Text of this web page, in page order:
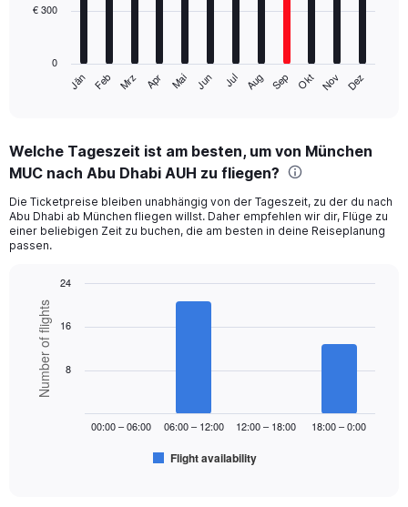
The
Range:
12
The
chart
has
displaying
values.
Range:
900.
Jän Feb Mrz Apr Mai Jun Jul Aug Sep Okt Nov Dez
0
€ 300
Welche Tageszeit ist am besten, um von München
MUC nach Abu Dhabi AUH zu fliegen?
Die Ticketpreise bleiben unabhängig von der Tageszeit, zu der du nach
Abu Dhabi ab München fliegen willst. Daher empfehlen wir dir, Flüge zu
einer beliebigen Zeit zu buchen, die am besten in deine Reiseplanung
passen.
Bar
chart
with
bars.
The
Chart
graphic.
Number of flights
Flight availability
00:00 – 06:00 06:00 – 12:00 12:00 – 18:00 18:00 – 0:00
8
16
24